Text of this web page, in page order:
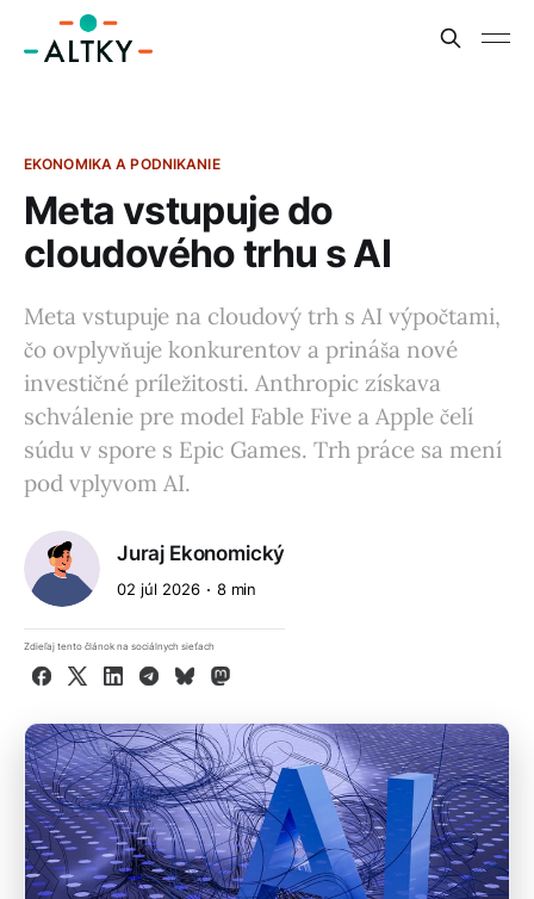
EKONOMIKA A PODNIKANIE
Meta vstupuje do
cloudového trhu s AI
Meta vstupuje na cloudový trh s AI výpočtami,
čo ovplyvňuje konkurentov a prináša nové
investičné príležitosti. Anthropic získava
schválenie pre model Fable Five a Apple čelí
súdu v spore s Epic Games. Trh práce sa mení
pod vplyvom AI.
Juraj Ekonomický
02 júl 2026 8 min
Zdieľaj tento článok na sociálnych sieťach
Facebook
X LinkedInTelegram
BlueskyMastodon